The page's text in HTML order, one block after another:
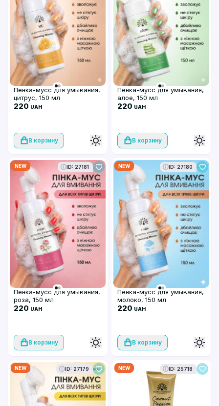
Пенка-мусс для умывания,
цитрус, 150 мл
220 UAH
В корзину
Пенка-мусс для умывания,
алое, 150 мл
220 UAH
В корзину
NEW ID: 27181
Пенка-мусс для умывания,
роза, 150 мл
220 UAH
В корзину
NEW ID: 27180
Пенка-мусс для умывания,
молоко, 150 мл
220 UAH
В корзину
NEW ID: 27179 NEW ID: 25718